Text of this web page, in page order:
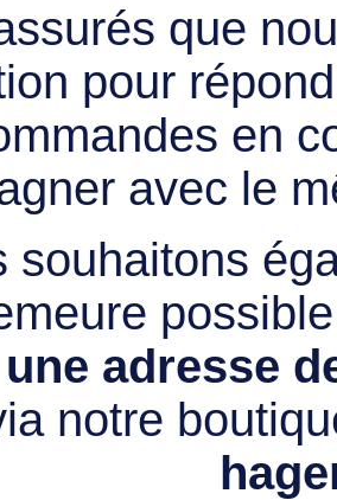
que
pour
en
avec le
souhaitons
adresse
notre